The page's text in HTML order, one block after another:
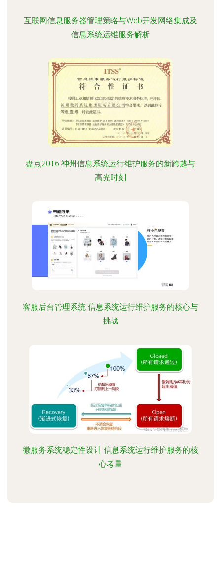
互联网信息服务器管理策略与Web开发网络集成及
信息系统运维服务解析
盘点2016 神州信息系统运行维护服务的新跨越与
高光时刻
客服后台管理系统 信息系统运行维护服务的核心与
挑战
微服务系统稳定性设计 信息系统运行维护服务的核
心考量